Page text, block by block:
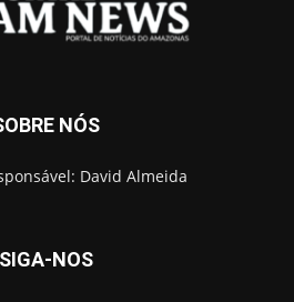
NÓS
David Almeida
SIGA-NOS